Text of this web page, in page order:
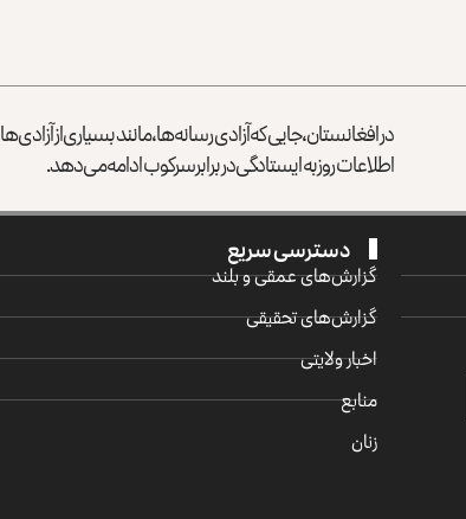
در افغانستان، جایی که آزادی رسانه‌ها، مانند بسیاری از
اطلاعات روز به ایستادگی در برابر سرکوب ادامه می‌دهد.
دسترسی سریع
گزارش‌‌های عمقی و بلند
گزارش‌های تحقیقی
اخبار ولایتی
منابع
زنان